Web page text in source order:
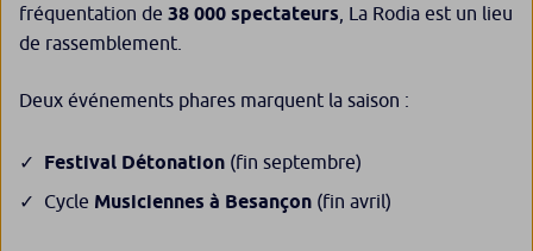
fréquentation de 38 000 spectateurs , La Rodia est un lieu
de rassemblement.
Deux événements phares marquent la saison :
Festival Détonation (fin septembre)
Cycle Musiciennes à Besançon (fin avril)